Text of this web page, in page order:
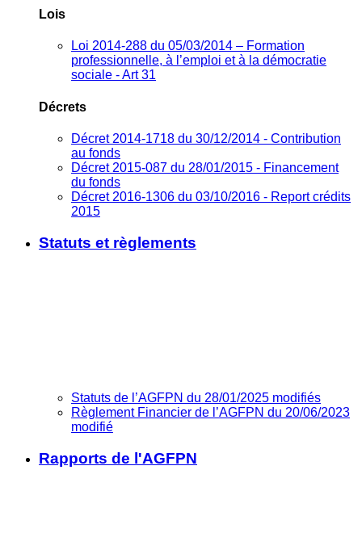
Lois
Loi 2014-288 du 05/03/2014 – Formation
professionnelle, à l’emploi et à la démocratie
sociale - Art 31
Décrets
Décret 2014-1718 du 30/12/2014 - Contribution
au fonds
Décret 2015-087 du 28/01/2015 - Financement
du fonds
Décret 2016-1306 du 03/10/2016 - Report crédits
2015
Statuts et règlements
Statuts de l’AGFPN du 28/01/2025 modifiés
Règlement Financier de l’AGFPN du 20/06/2023
modifié
Rapports de l'AGFPN